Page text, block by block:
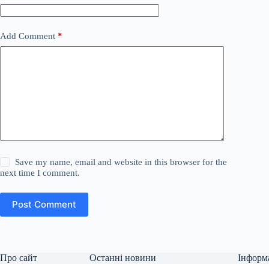
Add Comment *
Save my name, email and website in this browser for the
next time I comment.
Post Comment
Про сайт Останні новини